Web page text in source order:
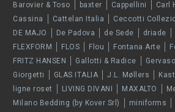
Barovier & Toso
baxter Cappellini
Carl
Cassina
Cattelan Italia Ceccotti
DE MAJO
De Padova de Sede driade
FLEXFORM
FLOS Flou Fontana Arte
FRITZ HANSEN
Gallotti & Radice
Giorgetti
GLAS ITALIA J.L. Møllers
ligne roset
LIVING DIVANI MAXALTO
Milano Bedding (by Kover Srl)
miniforms